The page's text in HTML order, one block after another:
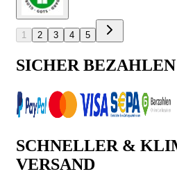
1 2 3 4 5
SICHER BEZAHLEN
SCHNELLER &
VERSAND